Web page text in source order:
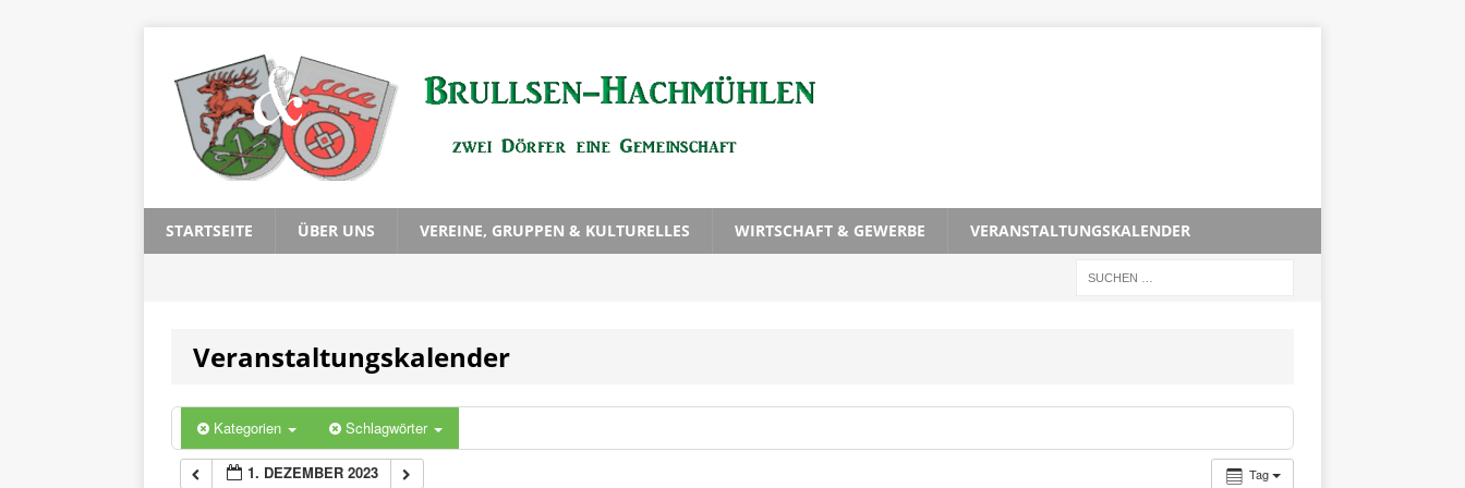
STARTSEITE ÜBER UNS VEREINE, GRUPPEN & KULTURELLES WIRTSCHAFT & GEWERBE VERANSTALTUNGSKALENDER
Veranstaltungskalender
Kategorien Schlagwörter
Tag
1. DEZEMBER 2023
1:00
2:00
3:00
5:00
6:00